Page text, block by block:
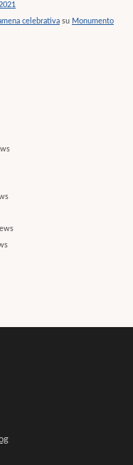
celebrativa su Monumento